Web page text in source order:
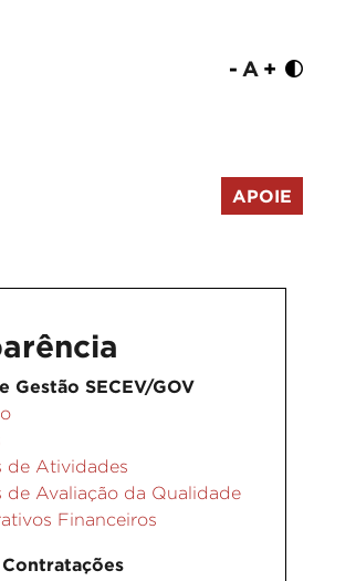
- A +
APOIE
Gestão SECEV/GOV
de Atividades
de Avaliação da Qualidade
Financeiros